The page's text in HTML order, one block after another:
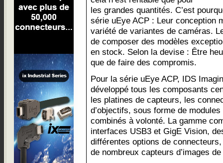
les grandes quantités. C’est
série uEye ACP : Leur conception
variété de variantes de caméras.
de composer des modèles
en stock. Selon la devise : Être
que de faire des compromis.
Pour la série uEye ACP, IDS
développé tous les composants
les platines de capteurs, les
d’objectifs, sous forme de
combinés à volonté. La gamme
interfaces USB3 et GigE Vision,
différentes options de
de nombreux capteurs d’images